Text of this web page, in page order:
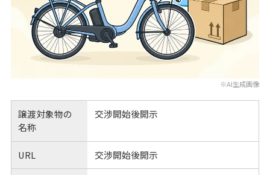
※AI生成画像
譲渡対象物の
名称
交渉開始後開示
URL 交渉開始後開示